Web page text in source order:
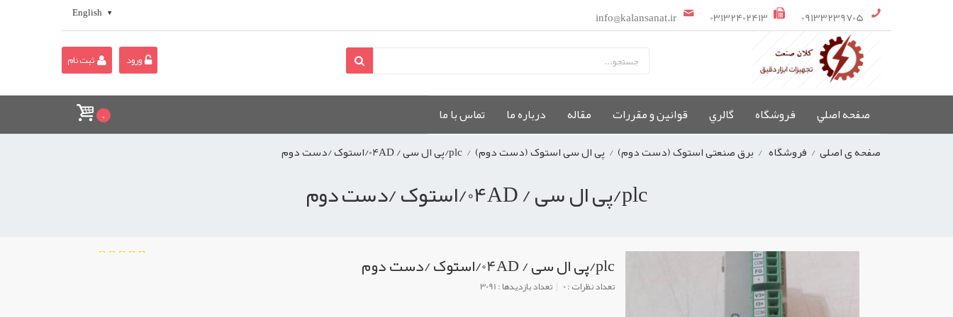
09133239705
03132402413
info@kalansanat.ir
English
ورود ثبت نام
صفحه اصلي فروشگاه گالري قوانین و مقررات مقاله درباره ما تماس با ما 0
صفحه ی اصلی / فروشگاه / برق صنعتی استوک (دست دوم) / پی ال سی استوک (دست دوم) / plc/پی ال سی / 04AD/استوک /دست دوم
plc/پی ال سی / 04AD/استوک /دست دوم
plc/پی ال سی / 04AD/استوک /دست دوم
تعداد نظرات : 0 تعداد بازدیدها : 3091